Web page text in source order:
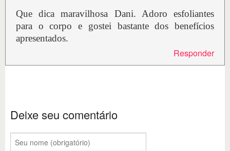
Que dica maravilhosa Dani. Adoro esfoliantes
para o corpo e gostei bastante dos benefícios
apresentados.
Responder
Deixe seu comentário